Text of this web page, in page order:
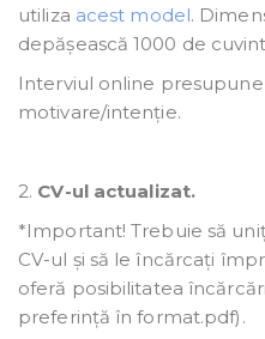
utiliza acest model.
depășească 1000 de
Interviul online
motivare/intenție.
2. CV-ul actualizat.
*Important! Trebuie să
CV-ul și să le încărcați
oferă posibilitatea
preferință în format.pdf).